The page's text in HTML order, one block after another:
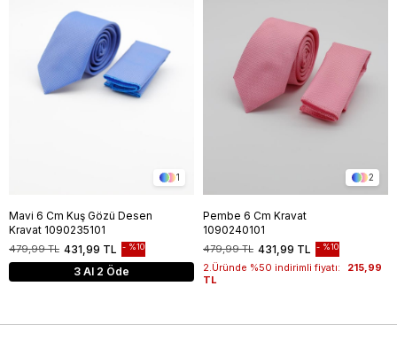
1
Mavi 6 Cm Kuş Gözü Desen
Kravat 1090235101
431,99 TL
479,99 TL %10
3 Al 2 Öde
2
Pembe 6 Cm Kravat
1090240101
431,99 TL
479,99 TL %10
2.Üründe %50 indirimli fiyatı:
215,99
TL